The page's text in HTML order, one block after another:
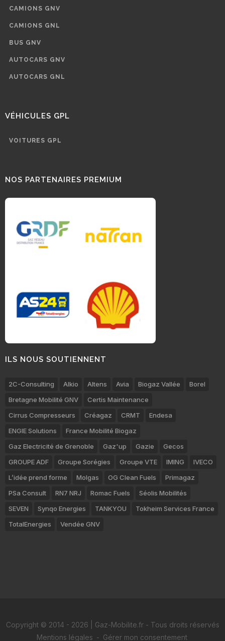
CAMIONS GNV
CAMIONS GNL
BUS GNV
AUTOCARS GNV
AUTOCARS GNL
VÉHICULES GPL
VOITURES GPL
NOS PARTENAIRES PREMIUM
ILS NOUS SOUTIENNENT
2C-Consulting Alkio Altens Avia Biogaz Vallée
Borel
Bretagne Mobilité GNV
Certis Maintenance
Cirrus Compresseurs
Créagaz CRMT
Endesa
ENGIE Solutions
France Mobilité Biogaz
Gaz Electricité de Grenoble
Gaz'up Gazie
Gecos
GROUPE ADF
Groupe Sorégies Groupe VTE IMING
IVECO
L’idée prend forme
Molgas OG Clean Fuels
Primagaz
PSa Consult
RN7 NRJ Romac Fuels
Séolis Mobilités
SEVEN
Synqo Energies TANKYOU
Tokheim Services France
TotalEnergies
Vendée GNV
Copyright © 2014 - 2026 | Gaz-Mobilite.fr - Tous droits réservés
Mentions légales - Gérer mon consentement